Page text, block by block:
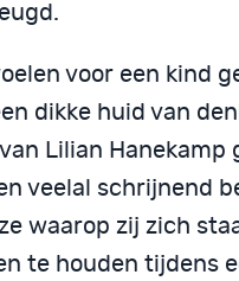
voor een kind
dikke huid van
Lilian Hanekamp
veelal schrijnend
waarop zij zich
te houden tijdens